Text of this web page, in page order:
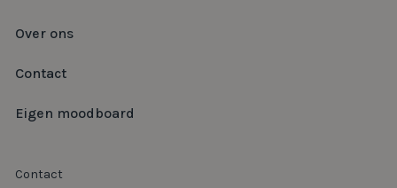
Over ons
Contact
Eigen moodboard
Contact